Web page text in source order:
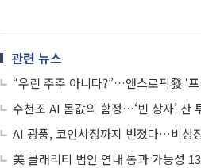
관련 뉴스
“우린 주주 아니다?”…앤스로픽發 ‘
수천조 AI 몸값의 함정…‘빈 상자’ 산
AI 광풍, 코인시장까지 번졌다…비상
美 클래리티 법안 연내 통과 가능성